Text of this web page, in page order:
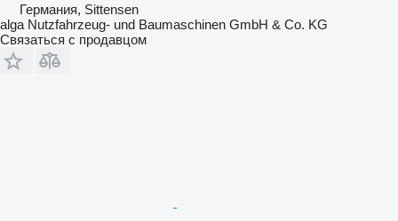
Германия, Sittensen
alga Nutzfahrzeug- und Baumaschinen GmbH & Co. KG
Связаться с продавцом